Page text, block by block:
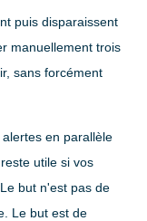
puis disparaissent
manuellement trois
sans forcément
en parallèle
reste utile si vos
but n'est pas de
Le but est de